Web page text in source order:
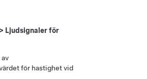
> Ljudsignaler för
för hastighet vid